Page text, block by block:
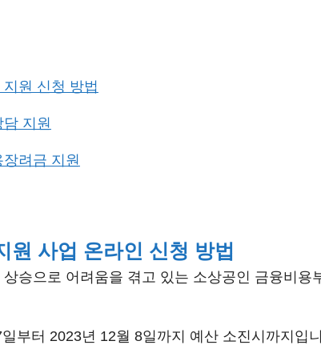
원 신청 방법
지원
려금 지원
원 사업 온라인 신청 방법
승으로 어려움을 겪고 있는 소상공인 금융비
부터 2023년 12월 8일까지 예산 소진시까지입